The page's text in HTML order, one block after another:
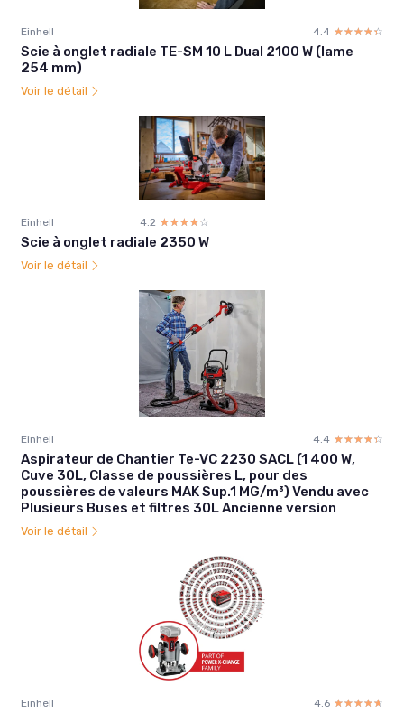
Einhell 4.4 ☆☆☆☆☆
★★★★★
Scie à onglet radiale TE-SM 10 L Dual 2100 W (lame
254 mm)
Voir le détail
Einhell 4.2 ☆☆☆☆☆
★★★★★
Scie à onglet radiale 2350 W
Voir le détail
Einhell 4.4 ☆☆☆☆☆
★★★★★
Aspirateur de Chantier Te-VC 2230 SACL (1 400 W,
Cuve 30L, Classe de poussières L, pour des
poussières de valeurs MAK Sup.1 MG/m³) Vendu avec
Plusieurs Buses et filtres 30L Ancienne version
Voir le détail
Einhell 4.6 ☆☆☆☆☆
★★★★★